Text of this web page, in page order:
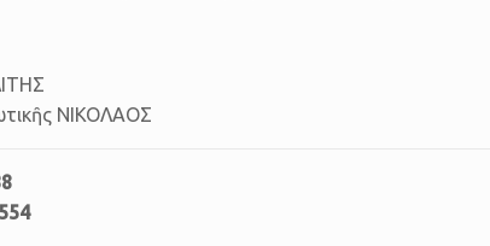
ΝΙΚΟΛΑΟΣ